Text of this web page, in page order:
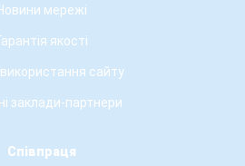
мережі
якості
сайту
заклади-партнери
Співпраця